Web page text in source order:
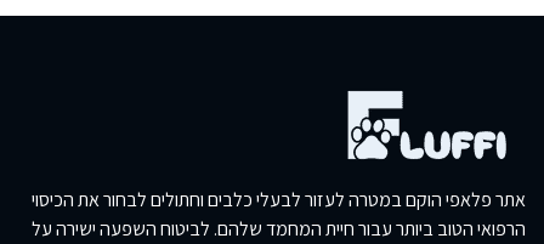
אתר פלאפי הוקם במטרה לעזור לבעלי כלבים וחתולים לבחור את הכיסוי
הרפואי הטוב ביותר עבור חיית המחמד שלהם. לביטוח השפעה ישירה על